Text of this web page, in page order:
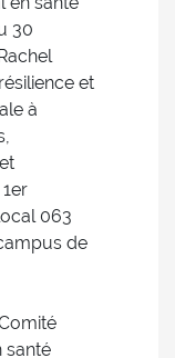
30
et
à
063
de
santé